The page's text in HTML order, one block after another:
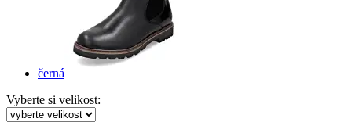
černá
Vyberte si velikost: